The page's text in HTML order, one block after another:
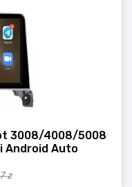
3008/4008/5008
Android Auto
z